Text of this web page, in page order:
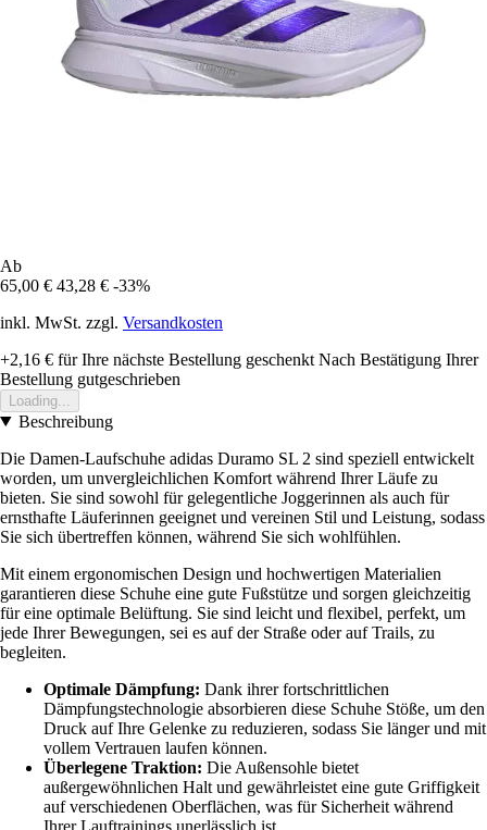
Ab
65,00 € 43,28 € -33%
inkl. MwSt. zzgl. Versandkosten
+2,16 € für Ihre nächste Bestellung geschenkt Nach Bestätigung Ihrer
Bestellung gutgeschrieben
Loading...
Beschreibung
Die Damen-Laufschuhe adidas Duramo SL 2 sind speziell entwickelt
worden, um unvergleichlichen Komfort während Ihrer Läufe zu
bieten. Sie sind sowohl für gelegentliche Joggerinnen als auch für
ernsthafte Läuferinnen geeignet und vereinen Stil und Leistung, sodass
Sie sich übertreffen können, während Sie sich wohlfühlen.
Mit einem ergonomischen Design und hochwertigen Materialien
garantieren diese Schuhe eine gute Fußstütze und sorgen gleichzeitig
für eine optimale Belüftung. Sie sind leicht und flexibel, perfekt, um
jede Ihrer Bewegungen, sei es auf der Straße oder auf Trails, zu
begleiten.
Optimale Dämpfung: Dank ihrer fortschrittlichen
Dämpfungstechnologie absorbieren diese Schuhe Stöße, um den
Druck auf Ihre Gelenke zu reduzieren, sodass Sie länger und mit
vollem Vertrauen laufen können.
Überlegene Traktion: Die Außensohle bietet
außergewöhnlichen Halt und gewährleistet eine gute Griffigkeit
auf verschiedenen Oberflächen, was für Sicherheit während
Ihrer Lauftrainings unerlässlich ist.